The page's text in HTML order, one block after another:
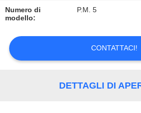
RICHIEDA
UNA
CITAZIONE
Numero di
modello:
P.M. 5
CONTATTACI!
DETTAGLI DI